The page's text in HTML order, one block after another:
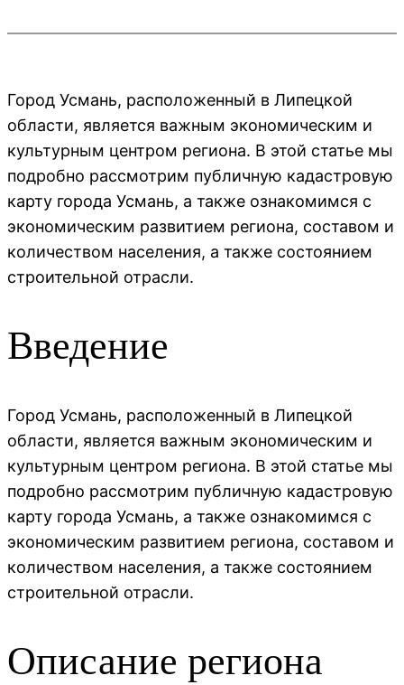
Город Усмань, расположенный в Липецкой
области, является важным экономическим и
культурным центром региона. В этой статье мы
подробно рассмотрим публичную кадастровую
карту города Усмань, а также ознакомимся с
экономическим развитием региона, составом и
количеством населения, а также состоянием
строительной отрасли.
Введение
Город Усмань, расположенный в Липецкой
области, является важным экономическим и
культурным центром региона. В этой статье мы
подробно рассмотрим публичную кадастровую
карту города Усмань, а также ознакомимся с
экономическим развитием региона, составом и
количеством населения, а также состоянием
строительной отрасли.
Описание региона